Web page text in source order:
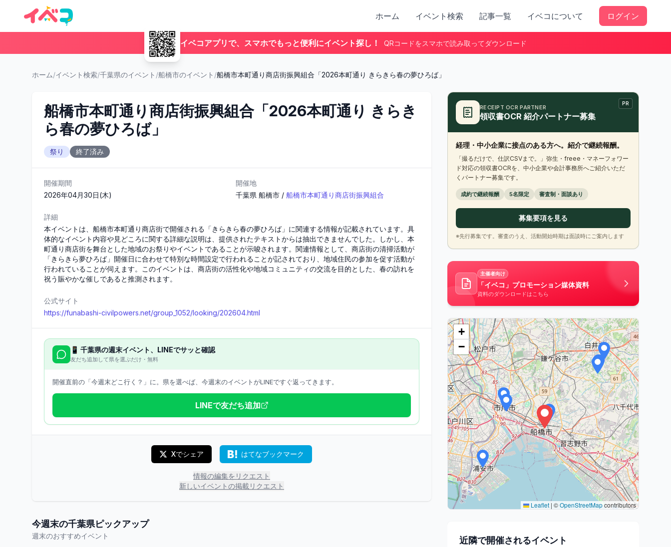
ホーム イベント検索 記事一覧 イベコについて ログイン
イベコアプリで、スマホでもっと便利にイベント探し！ QRコードをスマホで読み取ってダウンロード
ホーム/イベント検索/千葉県のイベント /船橋市のイベント /船橋市本町通り商店街振興組合「2026本町通り きらきら春の夢ひろば」
船橋市本町通り商店街振興組合「2026本町通り きらき
ら春の夢ひろば」
祭り 終了済み
開催期間
2026年04月30日(木)
開催地
千葉県 船橋市 / 船橋市本町通り商店街振興組合
詳細
本イベントは、船橋市本町通り商店街で開催される「きらきら春の夢ひろば」に関連する情報が記載されています。具
体的なイベント内容や見どころに関する詳細な説明は、提供されたテキストからは抽出できませんでした。しかし、本
町通り商店街を舞台とした地域のお祭りやイベントであることが示唆されます。関連情報として、商店街の清掃活動が
「きらきら夢ひろば」開催日に合わせて特別な時間設定で行われることが記されており、地域住民の参加を促す活動が
行われていることが伺えます。このイベントは、商店街の活性化や地域コミュニティの交流を目的とした、春の訪れを
祝う賑やかな催しであると推測されます。
公式サイト
https://funabashi-civilpowers.net/group_1052/looking/202604.html
📱 千葉県の週末イベント、LINEでサッと確認
友だち追加して県を選ぶだけ・無料
開催直前の「今週末どこ行く？」に。県を選べば、今週末のイベントがLINEですぐ返ってきます。
LINEで友だち追加
Xでシェア はてなブックマーク
情報の編集をリクエスト
新しいイベントの掲載リクエスト
今週末の千葉県ピックアップ
週末のおすすめイベント
PR
RECEIPT OCR PARTNER
領収書OCR 紹介パートナー募集
経理・中小企業に接点のある方へ。紹介で継続報酬。
「撮るだけで、仕訳CSVまで。」弥生・freee・マネーフォワー
ド対応の領収書OCRを、中小企業や会計事務所へご紹介いただ
くパートナー募集です。
成約で継続報酬 5名限定 審査制・面談あり
募集要項を見る
※先行募集です。審査のうえ、活動開始時期は面談時にご案内します
主催者向け
「イベコ」プロモーション媒体資料
資料のダウンロードはこちら
+
−
Leaflet | ©OpenStreetMapcontributors
近隣で開催されるイベント